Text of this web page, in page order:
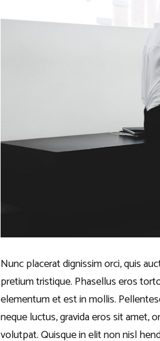
Nunc placerat dignissim orci, quis
pretium tristique. Phasellus eros
elementum et est in mollis.
neque luctus, gravida eros sit amet,
volutpat. Quisque in elit non nisl